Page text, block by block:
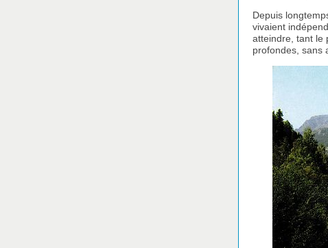
Depuis
vivaient
atteindre, tant le
profondes, sans